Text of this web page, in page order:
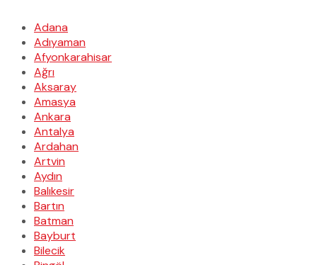
Adana
Adıyaman
Afyonkarahisar
Ağrı
Aksaray
Amasya
Ankara
Antalya
Ardahan
Artvin
Aydın
Balıkesir
Bartın
Batman
Bayburt
Bilecik